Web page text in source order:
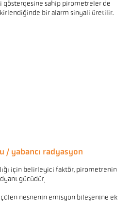
sahip pirometreler de
bir alarm sinyali üretilir.
/ yabancı radyasyon
için belirleyici faktör, pirometrenin
gücüdür.
nesnenin emisyon bileşenine ek